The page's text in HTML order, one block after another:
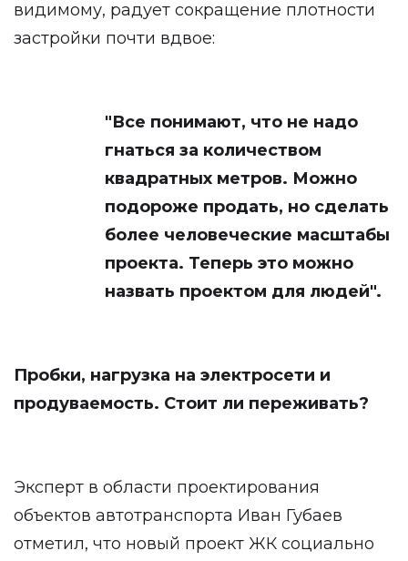
видимому, радует сокращение плотности
застройки почти вдвое:
"Все понимают, что не надо
гнаться за количеством
квадратных метров. Можно
подороже продать, но сделать
более человеческие масштабы
проекта. Теперь это можно
назвать проектом для людей".
Пробки, нагрузка на электросети и
продуваемость. Стоит ли переживать?
Эксперт в области проектирования
объектов автотранспорта Иван Губаев
отметил, что новый проект ЖК социально